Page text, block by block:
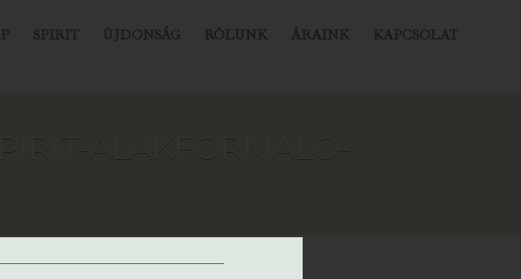
SPIRIT ÚJDONSÁG RÓLUNK ÁRAINK KAPCSOLAT
ALAKFORMALO-